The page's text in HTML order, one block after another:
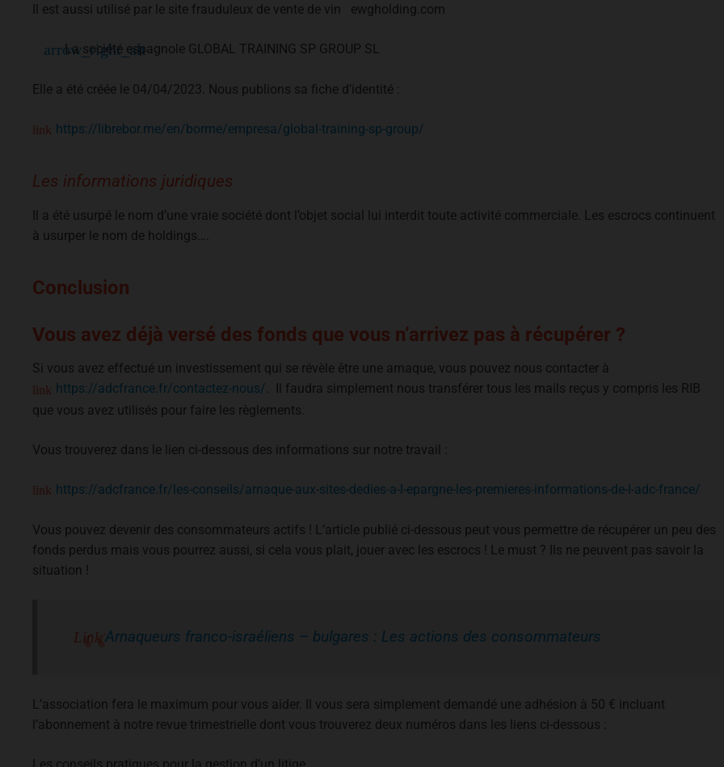
Il est aussi utilisé par le site frauduleux de vente de vin ewgholding.com
La société espagnole GLOBAL TRAINING SP GROUP SL
Elle a été créée le 04/04/2023. Nous publions sa fiche d’identité :
https://librebor.me/en/borme/empresa/global-training-sp-group/
Les informations juridiques
Il a été usurpé le nom d’une vraie société dont l’objet social lui interdit toute activité commerciale. Les escrocs continuent
à usurper le nom de holdings….
Conclusion
Vous avez déjà versé des fonds que vous n’arrivez pas à récupérer ?
Si vous avez effectué un investissement qui se révèle être une arnaque, vous pouvez nous contacter à
https://adcfrance.fr/contactez-nous/ . Il faudra simplement nous transférer tous les mails reçus y compris les RIB
que vous avez utilisés pour faire les règlements.
Vous trouverez dans le lien ci-dessous des informations sur notre travail :
https://adcfrance.fr/les-conseils/arnaque-aux-sites-dedies-a-l-epargne-les-premieres-informations-de-l-adc-france/
Vous pouvez devenir des consommateurs actifs ! L’article publié ci-dessous peut vous permettre de récupérer un peu des
fonds perdus mais vous pourrez aussi, si cela vous plait, jouer avec les escrocs ! Le must ? Ils ne peuvent pas savoir la
situation !
Arnaqueurs franco-israéliens – bulgares : Les actions des consommateurs
L’association fera le maximum pour vous aider. Il vous sera simplement demandé une adhésion à 50 € incluant
l’abonnement à notre revue trimestrielle dont vous trouverez deux numéros dans les liens ci-dessous :